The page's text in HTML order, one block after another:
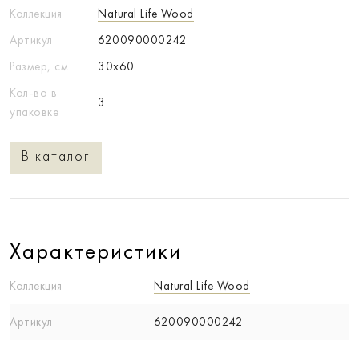
Коллекция
Natural Life Wood
Артикул
620090000242
Размер, см
30x60
Кол-во в
упаковке
3
В каталог
Характеристики
Коллекция Natural Life Wood
Артикул 620090000242